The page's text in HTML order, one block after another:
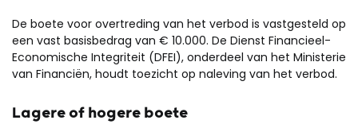
De boete voor overtreding van het verbod is vastgesteld op
een vast basisbedrag van € 10.000. De Dienst Financieel-
Economische Integriteit (DFEI), onderdeel van het Ministerie
van Financiën, houdt toezicht op naleving van het verbod.
Lagere of hogere boete